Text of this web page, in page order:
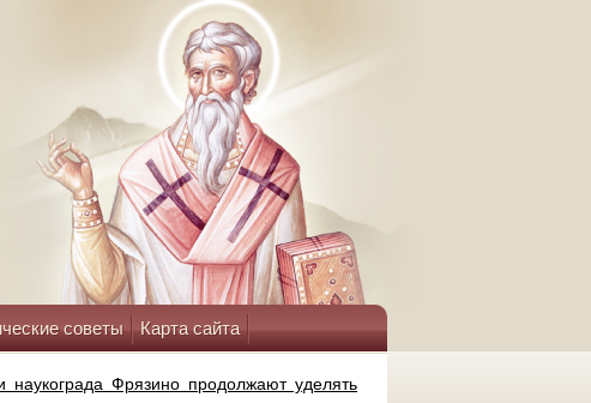
советы Карта сайта
наукограда Фрязино продолжают уделять